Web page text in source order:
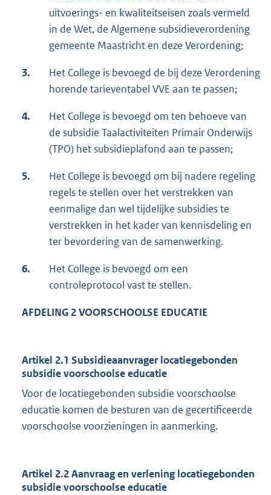
uitvoerings- en kwaliteitseisen zoals vermeld
in de Wet, de Algemene subsidieverordening
gemeente Maastricht en deze Verordening;
3.
Het College is bevoegd de bij deze Verordening
horende tarieventabel VVE aan te passen;
4.
Het College is bevoegd om ten behoeve van
de subsidie Taalactiviteiten Primair Onderwijs
(TPO) het subsidieplafond aan te passen;
5.
Het College is bevoegd om bij nadere regeling
regels te stellen over het verstrekken van
eenmalige dan wel tijdelijke subsidies te
verstrekken in het kader van kennisdeling en
ter bevordering van de samenwerking.
6.
Het College is bevoegd om een
controleprotocol vast te stellen.
AFDELING 2 VOORSCHOOLSE EDUCATIE
Artikel 2.1 Subsidieaanvrager locatiegebonden
subsidie voorschoolse educatie
Voor de locatiegebonden subsidie voorschoolse
educatie komen de besturen van de gecertificeerde
voorschoolse voorzieningen in aanmerking.
Artikel 2.2 Aanvraag en verlening locatiegebonden
subsidie voorschoolse educatie